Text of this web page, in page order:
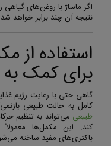
اگر ماساژ با روغن‌های
نتیجه آن چند برابر خواهد
استفاده از
برای کمک
گاهی حتی با رعایت رژیم
کامل به حالت طبیعی
طبیعی می‌تواند به تنظیم
کند. این مکمل‌ها معمولاً
باکتری‌های مفید ساخته